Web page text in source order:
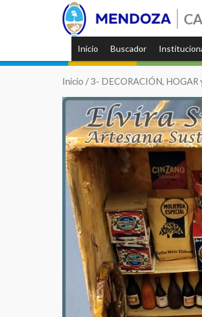
Inicio Buscador
Inicio /3- DECORACIÓN, HOGAR